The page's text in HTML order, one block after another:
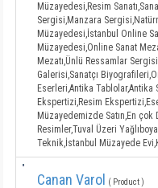
Müzayedesi,Resim
Sergisi,Manzara
Müzayedesi,İstanbul Online
Müzayedesi,Online Sanat
Mezatı,Ünlü Ressamlar
Galerisi,Sanatçı
Eserleri,Antika
Ekspertizi,Resim
Müzayedemizde Satın,En çok
Resimler,Tuval Üzeri
Teknik,İstanbul Müzayede
Canan Varol ( Product )